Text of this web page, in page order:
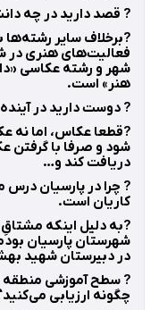
? قصد دارید در چه
?برخلاف سایر رشته‌ها
فعالیت‌های هنری در
شهر و رشته عکاسی
هنر» است.
? دوست دارید در
?قطعا عکاس، اما نه
شود و صرفا با گرفتن
دریافت کند و…
? چرا در پارسیان درس
کاریان است.
?به دلیل اینکه
شهرستان پارسیان
در دبیرستان شهید
? سطح آموزشی منطقه
چگونه ارزیابی